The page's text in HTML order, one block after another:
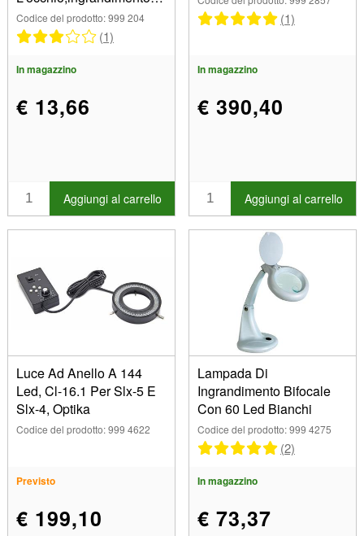
X4
Codice del prodotto: 999 204
(1)
In magazzino
€ 13,66
Aggiungi al carrello
(1)
In magazzino
€ 390,40
Aggiungi al carrello
Luce Ad Anello A 144
Led, Cl-16.1 Per Slx-5 E
Slx-4, Optika
Codice del prodotto: 999 4622
Previsto
€ 199,10
Lampada Di
Ingrandimento Bifocale
Con 60 Led Bianchi
Codice del prodotto: 999 4275
(2)
In magazzino
€ 73,37